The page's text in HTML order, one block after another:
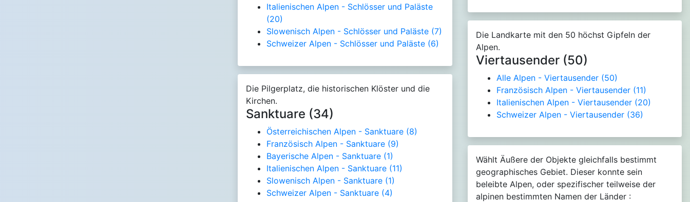
Italienischen Alpen - Schlösser und Paläste
(20)
Slowenisch Alpen - Schlösser und Paläste (7)
Schweizer Alpen - Schlösser und Paläste (6)
Die Pilgerplatz, die historischen Klöster und die
Kirchen.
Sanktuare (34)
Österreichischen Alpen - Sanktuare (8)
Französisch Alpen - Sanktuare (9)
Bayerische Alpen - Sanktuare (1)
Italienischen Alpen - Sanktuare (11)
Slowenisch Alpen - Sanktuare (1)
Schweizer Alpen - Sanktuare (4)
Die Landkarte mit den 50 höchst Gipfeln der
Alpen.
Viertausender (50)
Alle Alpen - Viertausender(50)
Französisch Alpen - Viertausender(11)
Italienischen Alpen - Viertausender(20)
Schweizer Alpen - Viertausender(36)
Wählt Äußere der Objekte gleichfalls bestimmt
geographisches Gebiet. Dieser konnte sein
beleibte Alpen, oder spezifischer teilweise der
alpinen bestimmten Namen der Länder :